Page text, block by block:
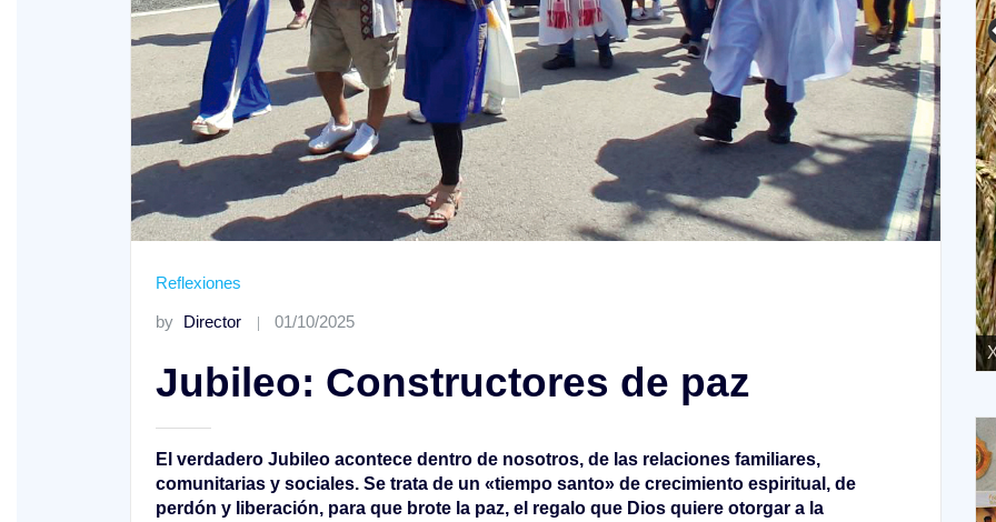
Reflexiones
by Director 01/10/2025
Jubileo: Constructores de paz
El verdadero Jubileo acontece dentro de nosotros, de las relaciones familiares,
comunitarias y sociales. Se trata de un «tiempo santo» de crecimiento espiritual, de
perdón y liberación, para que brote la paz, el regalo que Dios quiere otorgar a la